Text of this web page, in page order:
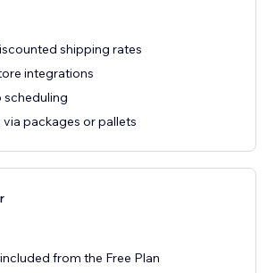
shipping rates
integrations
scheduling
via packages or pallets
from the Free Plan